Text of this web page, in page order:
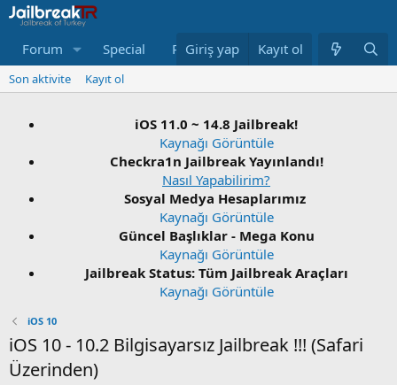
Forum Special Repo Neler Yeni Bağış Yap
Giriş yap Kayıt ol
Son aktivite Kayıt ol
iOS 11.0 ~ 14.8 Jailbreak!
Kaynağı Görüntüle
Checkra1n Jailbreak Yayınlandı!
Nasıl Yapabilirim?
Sosyal Medya Hesaplarımız
Kaynağı Görüntüle
Güncel Başlıklar - Mega Konu
Kaynağı Görüntüle
Jailbreak Status: Tüm Jailbreak Araçları
Kaynağı Görüntüle
iOS 10
iOS 10 - 10.2 Bilgisayarsız Jailbreak !!! (Safari
Üzerinden)